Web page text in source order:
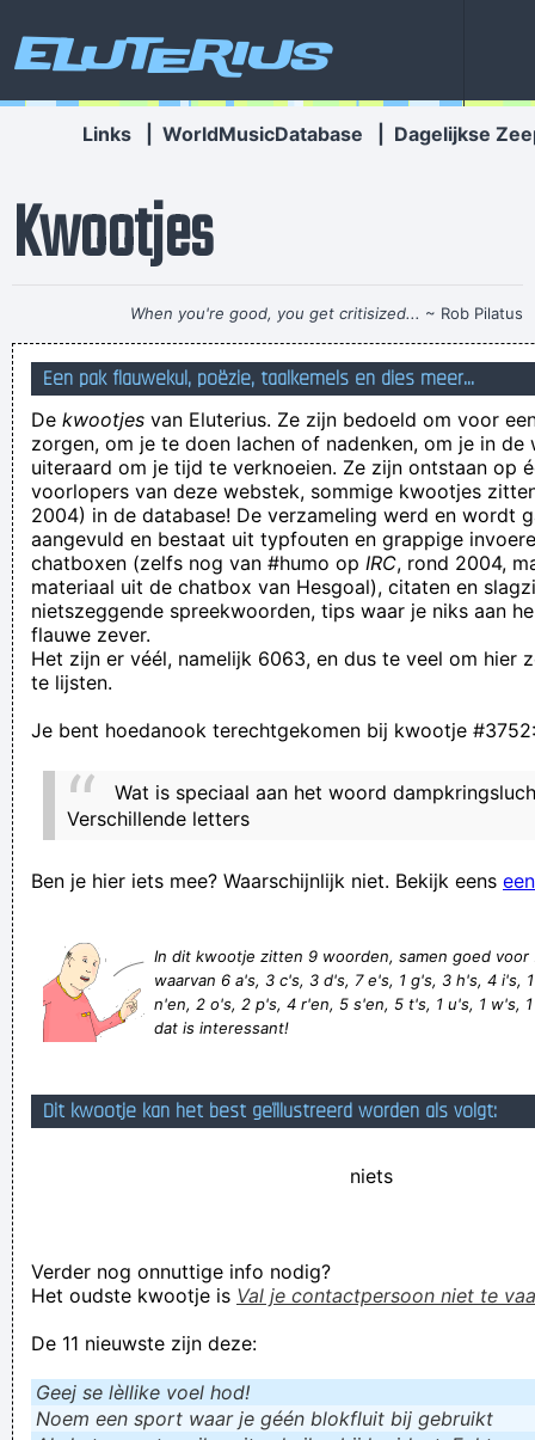
Eluterius
Links WorldMusicDatabase Dagelijkse
Kwootjes
When you're good, you get critisized... ~ Rob Pilatus
An interesting dialogue is worth comment. I feel that you
must write more on this topic, it won't be a taboo subject but
typically people are not sufficient to speak on such topics. To
the next. Cheer
Ik wijs hem enkel maar op het feit dat hij geslachtsmatig
hetzelfde prefereert
Tijdens het luikse duel staan de bezoekende supporters hier
en de thuissupporters standard.
Verhip, het lijkt zelfs wel of je nadenkt over wat je gaat
zeggen!
keine Steckdose!!!
als ik jaw sie jij krijche fan mij een klap in je chesicht mak heel
De taxidermist was niét opgezet met dit idee!
stuk van Denkers draagt. Ook Lady Gaga, Rihanna, Fergie,
Britney Speras, Dita Von Tees en Paris Hilton zouden een
beha van de Nederlandse bezitten. EN WAAR MOET DAT ARM
De politiezone Rupel trok meteen alle registers op.
Nihil Valuta Absentis , afwezigheid heeft geen waarde.
Een pak flauwekul, poëzie, taalkemels en dies meer...
De kwootjes van Eluterius. Ze zijn bedoeld om voor
zorgen, om je te doen lachen of nadenken, om je in de
uiteraard om je tijd te verknoeien. Ze zijn ontstaan op
voorlopers van deze webstek, sommige kwootjes
2004) in de database! De verzameling werd en wordt
aangevuld en bestaat uit typfouten en grappige
chatboxen (zelfs nog van #humo op IRC, rond 2004,
materiaal uit de chatbox van Hesgoal), citaten en
nietszeggende spreekwoorden, tips waar je niks aan
flauwe zever.
Het zijn er véél, namelijk 6063, en dus te veel om hier
te lijsten.
Je bent hoedanook terechtgekomen bij kwootje #3752:
Wat is speciaal aan het woord
Verschillende letters
Ben je hier iets mee? Waarschijnlijk niet. Bekijk eens
In dit kwootje zitten 9 woorden, samen goed
waarvan 6 a's, 3 c's, 3 d's, 7 e's, 1 g's, 3 h's, 4 i's,
n'en, 2 o's, 2 p's, 4 r'en, 5 s'en, 5 t's, 1 u's, 1 w's,
dat is interessant!
Dit kwootje kan het best geïllustreerd worden als volgt:
niets
Verder nog onnuttige info nodig?
Het oudste kwootje is Val je contactpersoon niet te
De 11 nieuwste zijn deze:
Geej se lèllike voel hod!
Noem een sport waar je géén blokfluit bij gebruikt